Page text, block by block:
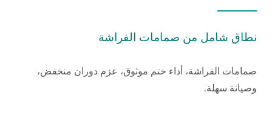
نطاق شامل من صمامات الفراشة
صمامات الفراشة، أداء ختم موثوق، عزم دوران منخفض،
وصيانة سهلة.